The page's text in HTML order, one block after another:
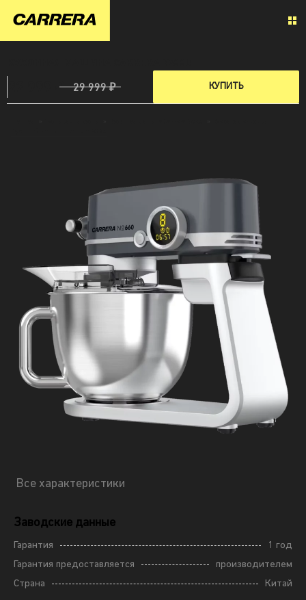
22 999 ₽ 29 999 ₽ КУПИТЬ
Все характеристики
Заводские данные
Гарантия
1 год
Гарантия предоставляется
производителем
Страна
Китай